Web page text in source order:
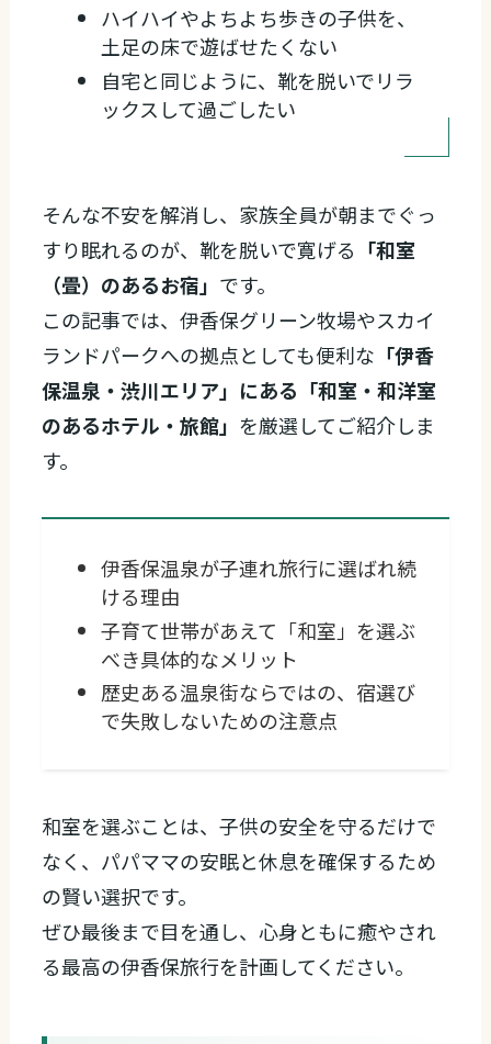
ハイハイやよちよち歩きの子供を、
土足の床で遊ばせたくない
自宅と同じように、靴を脱いでリラ
ックスして過ごしたい
そんな不安を解消し、家族全員が朝までぐっ
すり眠れるのが、靴を脱いで寛げる 「和室
（畳）のあるお宿」 です。
この記事では、伊香保グリーン牧場やスカイ
ランドパークへの拠点としても便利な 「伊香
保温泉・渋川エリア」にある「和室・和洋室
のあるホテル・旅館」 を厳選してご紹介しま
す。
伊香保温泉が子連れ旅行に選ばれ続
ける理由
子育て世帯があえて「和室」を選ぶ
べき具体的なメリット
歴史ある温泉街ならではの、宿選び
で失敗しないための注意点
和室を選ぶことは、子供の安全を守るだけで
なく、パパママの安眠と休息を確保するため
の賢い選択です。
ぜひ最後まで目を通し、心身ともに癒やされ
る最高の伊香保旅行を計画してください。